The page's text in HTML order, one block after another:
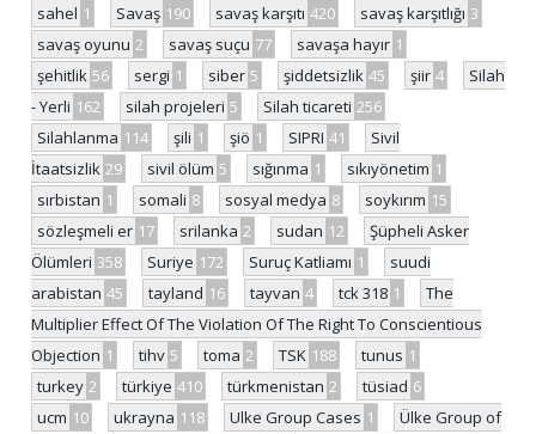
sahel 1 Savaş 190 savaş karşıtı 420 savaş karşıtlığı 3
savaş oyunu 2 savaş suçu 77 savaşa hayır 1
şehitlik 56 sergi 1 siber 5 şiddetsizlik 45 şiir 4
Silah
- Yerli 162 silah projeleri 5 Silah ticareti 256
Silahlanma 114 şili 1 şiö 1 SIPRI 41
Sivil
İtaatsizlik 29 sivil ölüm 5 sığınma 1 sıkıyönetim 1
sırbistan 1 somali 8 sosyal medya 8 soykırım 15
sözleşmeli er 17 srilanka 2 sudan 12
Şüpheli Asker
Ölümleri 358 Suriye 172 Suruç Katliamı 1
suudi
arabistan 45 tayland 16 tayvan 4 tck 318 1
The
Multiplier Effect Of The Violation Of The Right To Conscientious
Objection 1 tihv 5 toma 2 TSK 188 tunus 1
turkey 2 türkiye 410 türkmenistan 2 tüsiad 6
ucm 10 ukrayna 118 Ulke Group Cases 1
Ülke Group of